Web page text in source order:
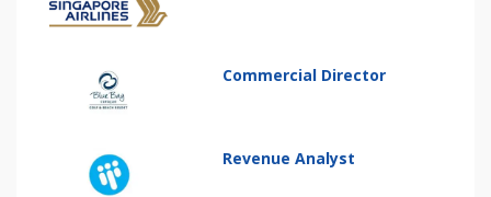
Commercial Director
Revenue Analyst